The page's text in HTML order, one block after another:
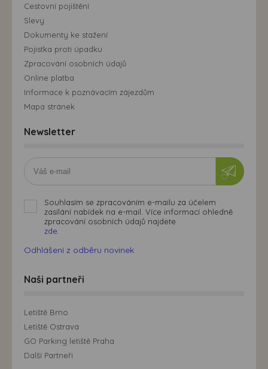
Cestovní pojištění
Slevy
Dokumenty ke stažení
Pojistka proti úpadku
Zpracování osobních údajů
Online platba
Informace k poznávacím zájezdům
Mapa stránek
Newsletter
Souhlasím se zpracováním e-mailu za účelem
zasílání nabídek na e-mail. Více informací ohledně
zpracování osobních údajů najdete
zde.
Odhlášení z odběru novinek
Naši partneři
Letiště Brno
Letiště Ostrava
GO Parking letiště Praha
Další Partneři